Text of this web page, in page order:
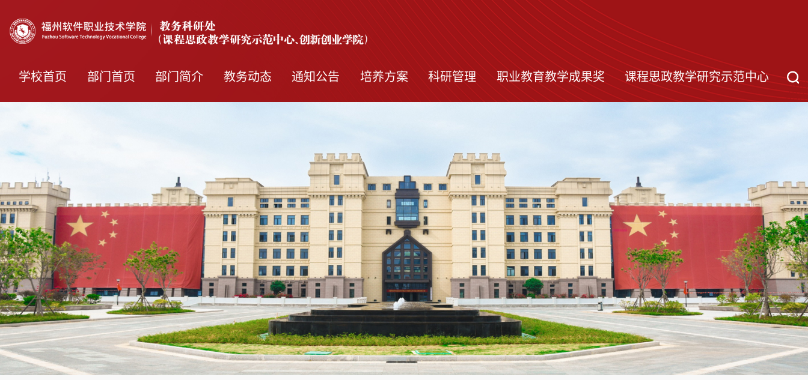
学校首页 部门首页 部门简介 教务动态 通知公告 培养方案 科研管理 职业教育教学成果奖 课程思政教学研究示范中心